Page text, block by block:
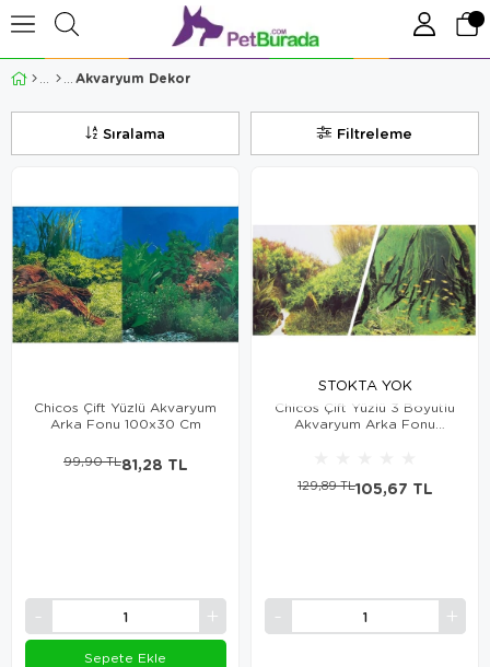
Akvaryum Dekor
Filtreleme
Sıralama
Chicos Çift Yüzlü Akvaryum
Arka Fonu 100x30 Cm
81,28 TL
99,90 TL
Sepete Ekle
STOKTA YOK
Chicos Çift Yüzlü 3 Boyutlu
Akvaryum Arka Fonu
105,67 TL
129,89 TL